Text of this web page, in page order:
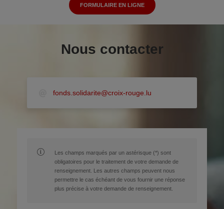
FORMULAIRE EN LIGNE
Nous contacter
fonds.solidarite@croix-rouge.lu
Les champs marqués par un astérisque (*) sont
obligatoires pour le traitement de votre demande de
renseignement. Les autres champs peuvent nous
permettre le cas échéant de vous fournir une réponse
plus précise à votre demande de renseignement.